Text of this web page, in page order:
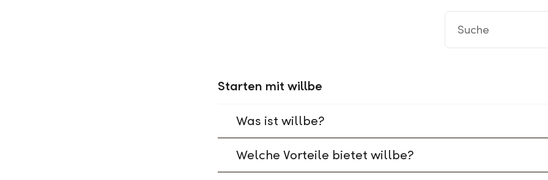
Starten mit willbe
Was ist willbe?
Welche Vorteile bietet willbe?